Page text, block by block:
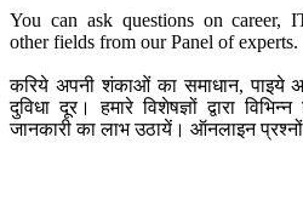
You can ask questions on career,
other fields from our Panel of experts.
करिये अपनी शंकाओं का समाधान, पाइये
दुविधा दूर। हमारे विशेषज्ञों द्वारा
जानकारी का लाभ उठायें। ऑनलाइन